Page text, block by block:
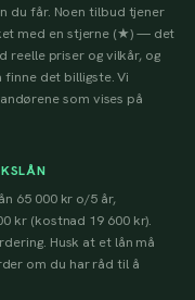
du får. Noen tilbud tjener
med en stjerne (★) — det
reelle priser og vilkår, og
det billigste. Vi
som vises på
65 000 kr o/5 år,
kr (kostnad 19 600 kr).
Husk at et lån må
om du har råd til å